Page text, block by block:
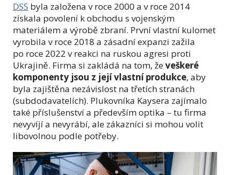
DSS byla založena v roce 2000 a v roce 2014
získala povolení k obchodu s vojenským
materiálem a výrobě zbraní. První vlastní kulomet
vyrobila v roce 2018 a zásadní expanzi zažila
po roce 2022 v reakci na ruskou agresi proti
Ukrajině. Firma si zakládá na tom, ževeškeré
komponenty jsou z její vlastní produkce, aby
byla zajištěna nezávislost na třetích stranách
(subdodavatelích). Plukovníka Kaysera zajímalo
také příslušenství a především optika – tu firma
nevyvíjí a nevyrábí, ale zákazníci si mohou volit
libovolnou podle potřeby.